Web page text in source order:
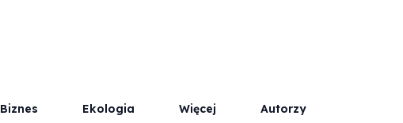
Biznes Ekologia Więcej Autorzy